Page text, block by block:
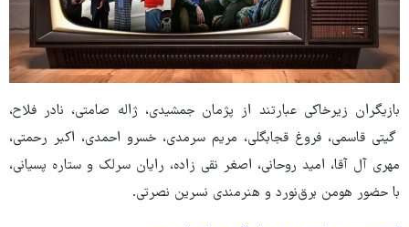
بازیگران زیرخاکی عبارتند از پژمان جمشیدی، ژاله صامتی، نادر فلاح،
گیتی قاسمی، فروغ قجابگلی، مریم سرمدی، خسرو احمدی، اکبر رحمتی،
مهری آل آقا، امید روحانی، اصغر نقی زاده، رایان سرلک و ستاره پسیانی،
با حضور هومن برق‌نورد و هنرمندی نسرین نصرتی.